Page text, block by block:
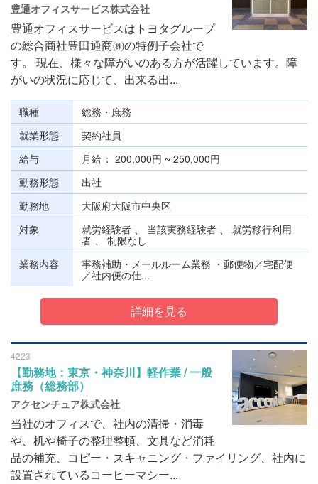
豊通オフィスサービス株式会社
豊通オフィスサービスはトヨタグループ
の総合商社豊田通商㈱の特例子会社で
す。 現在、様々な障がいのある方が活躍しています。障
がいの状況に応じて、出来る出...
職種
総務・庶務
就業形態
契約社員
給与
月給
200,000円 ~ 250,000円
勤務形態
出社
勤務地
大阪府大阪市中央区
対象
就労経験者 、 当該実務経験者 、 就労移行利用
者 、 制限なし
業務内容
事務補助・メールルーム業務 ・郵便物／宅配便
／社内便の仕...
詳細を見る
4223
【勤務地：東京・神奈川】軽作業 / 一般
庶務（総務部）
アクセンチュア株式会社
当社のオフィスで、社内の清掃・消毒
や、机や椅子の整理整頓、文具など消耗
品の補充、コピー・スキャニング・ファイリング、社内に
設置されているコーヒーマシー...